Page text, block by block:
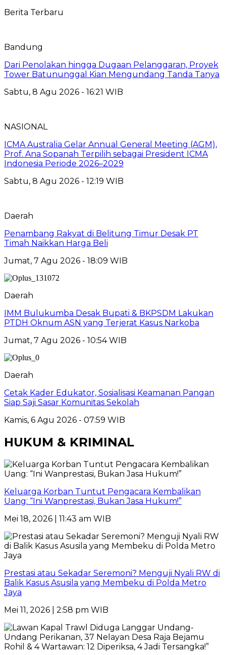
Berita Terbaru
Bandung
Dari Penolakan hingga Dugaan Pelanggaran, Proyek
Tower Batununggal Kian Mengundang Tanda Tanya
Sabtu, 8 Agu 2026 - 16:21 WIB
NASIONAL
ICMA Australia Gelar Annual General Meeting (AGM),
Prof. Ana Sopanah Terpilih sebagai President ICMA
Indonesia Periode 2026–2029
Sabtu, 8 Agu 2026 - 12:19 WIB
Daerah
Penambang Rakyat di Belitung Timur Desak PT
Timah Naikkan Harga Beli
Jumat, 7 Agu 2026 - 18:09 WIB
Daerah
IMM Bulukumba Desak Bupati & BKPSDM Lakukan
PTDH Oknum ASN yang Terjerat Kasus Narkoba
Jumat, 7 Agu 2026 - 10:54 WIB
Daerah
Cetak Kader Edukator, Sosialisasi Keamanan Pangan
Siap Saji Sasar Komunitas Sekolah
Kamis, 6 Agu 2026 - 07:59 WIB
HUKUM & KRIMINAL
Keluarga Korban Tuntut Pengacara Kembalikan
Uang: “Ini Wanprestasi, Bukan Jasa Hukum!”
Mei 18, 2026 | 11:43 am WIB
Prestasi atau Sekadar Seremoni? Menguji Nyali RW di
Balik Kasus Asusila yang Membeku di Polda Metro
Jaya
Mei 11, 2026 | 2:58 pm WIB